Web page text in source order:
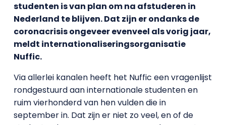
studenten is van plan om na afstuderen in
Nederland te blijven. Dat zijn er ondanks de
coronacrisis ongeveer evenveel als vorig jaar,
meldt internationaliseringsorganisatie
Nuffic.
Via allerlei kanalen heeft het Nuffic een vragenlijst
rondgestuurd aan internationale studenten en
ruim vierhonderd van hen vulden die in
september in. Dat zijn er niet zo veel, en of de